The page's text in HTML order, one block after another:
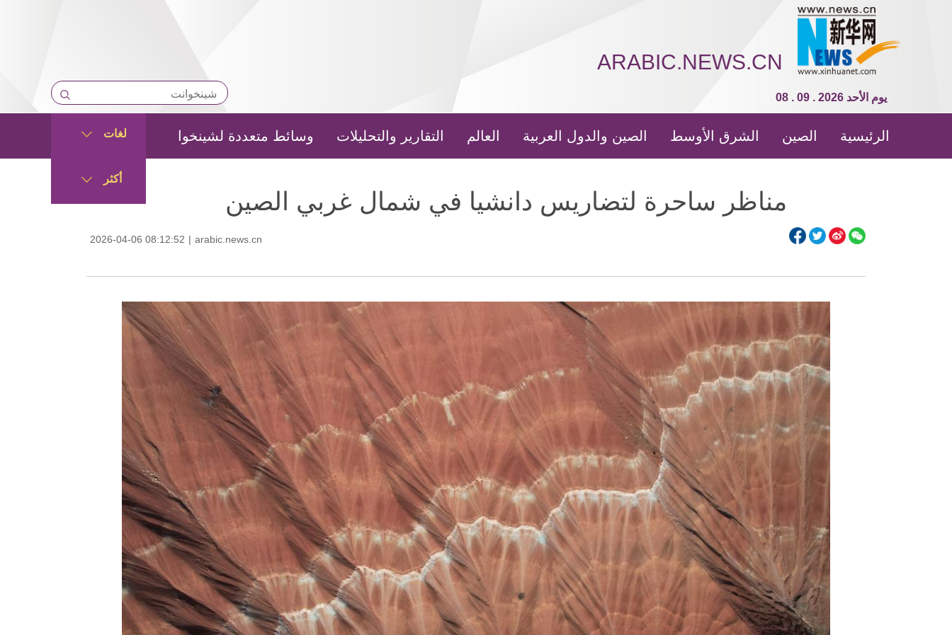
ARABIC.NEWS.CN
08 . 09 . 2026 يوم الأحد
الرئيسية الصين الشرق الأوسط الصين والدول العربية العالم التقارير والتحليلات وسائط متعددة لشينخوا لغات
أكثر
مناظر ساحرة لتضاريس دانشيا في شمال غربي الصين
2026-04-06 08:12:52 | arabic.news.cn